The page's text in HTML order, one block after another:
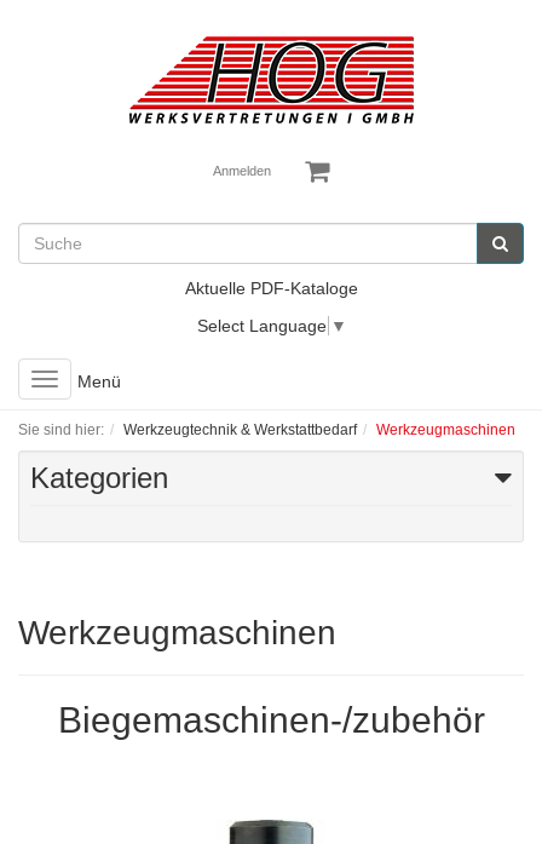
Anmelden
Aktuelle PDF-Kataloge
Select Language ▼
Toggle
navigation
Menü
Sie sind hier: Werkzeugtechnik & Werkstattbedarf Werkzeugmaschinen
Kategorien
Werkzeugmaschinen
Biegemaschinen-/zubehör